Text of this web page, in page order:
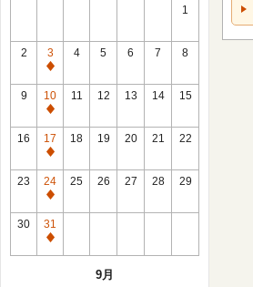
1
2
3
休
館
日
4 5 6 7 8
9
10
休
館
日
11 12 13 14 15
16
17
休
館
日
18 19 20 21 22
23
24
休
館
日
25 26 27 28 29
30
31
休
9月